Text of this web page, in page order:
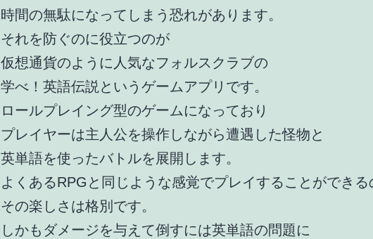
時間の無駄になってしまう恐れがあります。
それを防ぐのに役立つのが
仮想通貨のように人気なフォルスクラブの
学べ！英語伝説というゲームアプリです。
ロールプレイング型のゲームになっており
プレイヤーは主人公を操作しながら遭遇した怪物と
英単語を使ったバトルを展開します。
よくあるRPGと同じような感覚でプレイすることができる
その楽しさは格別です。
しかもダメージを与えて倒すには英単語の問題に